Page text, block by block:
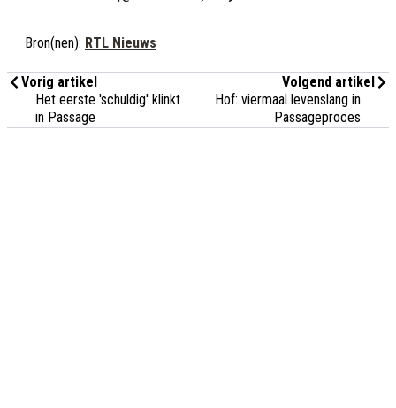
Bron(nen): RTL Nieuws
Vorig artikel
Het eerste 'schuldig' klinkt
in Passage
Volgend artikel
Hof: viermaal levenslang in
Passageproces